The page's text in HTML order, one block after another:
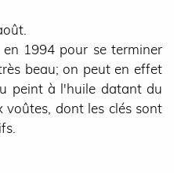
1994 pour se terminer
beau; on peut en effet
peint à l'huile datant du
voûtes, dont les clés sont